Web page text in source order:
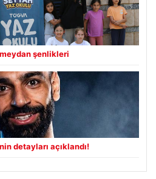
şenlikleri
detayları açıklandı!